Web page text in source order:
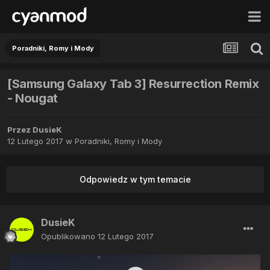
Poradniki, Romy i Mody
[Samsung Galaxy Tab 3] Resurrection Remix
- Nougat
Przez DusieK
12 Lutego 2017 w Poradniki, Romy i Mody
Odpowiedz w tym temacie
DusieK
Opublikowano 12 Lutego 2017